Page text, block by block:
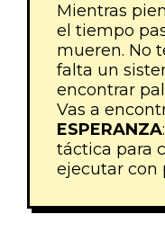
Mientras
el tiempo
mueren. No
falta un
encontrar
Vas a
ESPERANZA
táctica para
ejecutar con